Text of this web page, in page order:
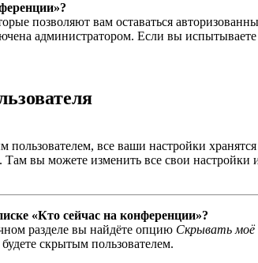
позволяют вам оставаться
администратором. Если вы
пользователем, все ваши настройки
. Там вы можете изменить все свои настройки
«Кто сейчас на конференции»?
разделе вы найдёте опцию Скрывать моё
скрытым пользователем.